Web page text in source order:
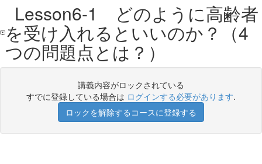
Lesson6-1 どのように高齢者
を受け入れるといいのか？（4
つの問題点とは？）
講義内容がロックされている
すでに登録している場合は ログインする必要があります.
ロックを解除するコースに登録する